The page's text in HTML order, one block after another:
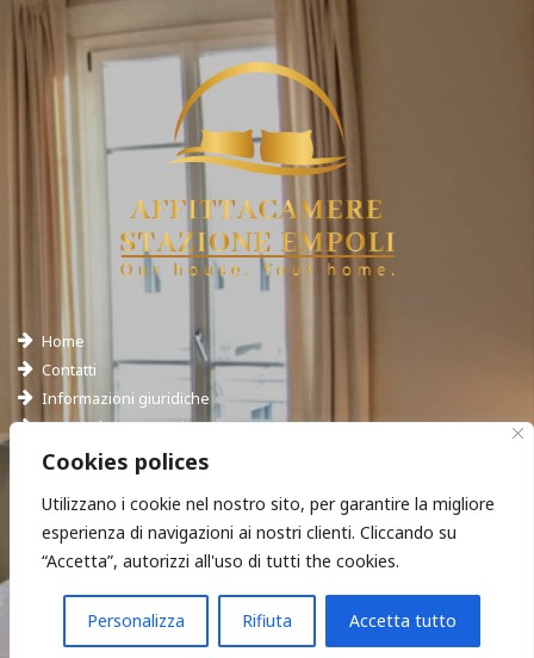
Cookies polices
Utilizzano i cookie nel nostro sito, per garantire la migliore
esperienza di navigazioni ai nostri clienti. Cliccando su
“Accetta”, autorizzi all'uso di tutti the cookies.
Personalizza Rifiuta Accetta tutto
Home
Contatti
Informazioni giuridiche
Domande Frequenti – FAQS
Hotel Empoli
Ci trovi in:
Via Roma 85, Empoli
Chiamaci:
(+39) 3714190897